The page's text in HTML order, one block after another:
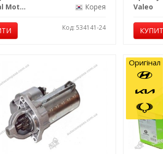
General Motors
Корея
Код: 534141-24
Valeo
Оригінал